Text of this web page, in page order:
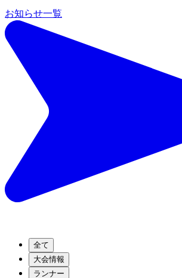
お知らせ一覧
全て
大会情報
ランナー